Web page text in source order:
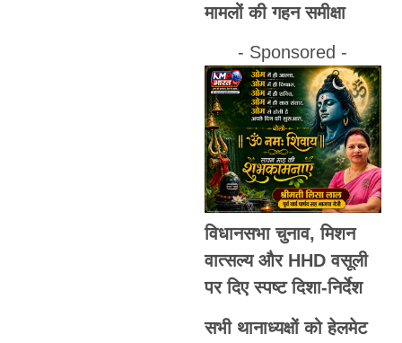
मामलों की गहन समीक्षा
- Sponsored -
विधानसभा चुनाव, मिशन
वात्सल्य और HHD वसूली
पर दिए स्पष्ट दिशा-निर्देश
सभी थानाध्यक्षों को हेलमेट